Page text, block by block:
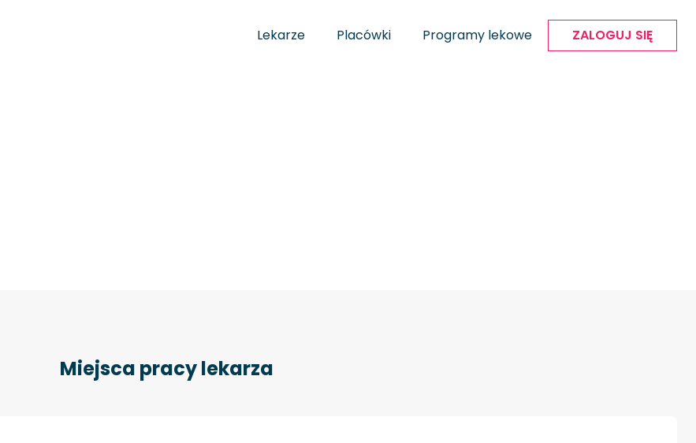
Lekarze Placówki Programy lekowe ZALOGUJ SIĘ
Miejsca pracy lekarza